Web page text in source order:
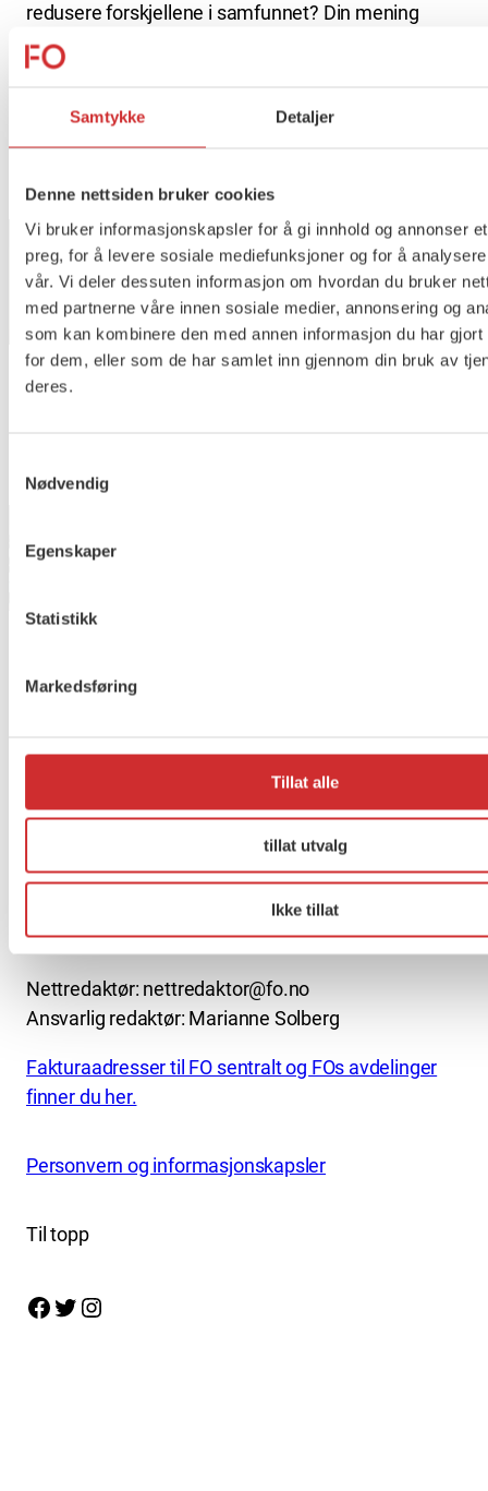
Samtykke Detaljer
Denne nettsiden bruker cookies
Vi bruker informasjonskapsler for å gi innhold og annonser
preg, for å levere sosiale mediefunksjoner og for å
vår. Vi deler dessuten informasjon om hvordan du bruker
med partnerne våre innen sosiale medier, annonsering og
som kan kombinere den med annen informasjon du har gjort
for dem, eller som de har samlet inn gjennom din bruk av
deres.
Nødvendig
Egenskaper
Statistikk
Markedsføring
Tillat alle
tillat utvalg
Ikke tillat
redusere forskjellene i samfunnet? Din mening
betyr noe!
Taushetsplikt og personvern
FO (Fellesorganisasjonen)
Pb. 4693 Sofienberg
kontor@fo.no
Nettredaktør: nettredaktor@fo.no
Ansvarlig redaktør: Marianne Solberg
Fakturaadresser til FO sentralt og FOs avdelinger
finner du her.
Personvern og informasjonskapsler
Til topp
Facebook Twitter Instagram